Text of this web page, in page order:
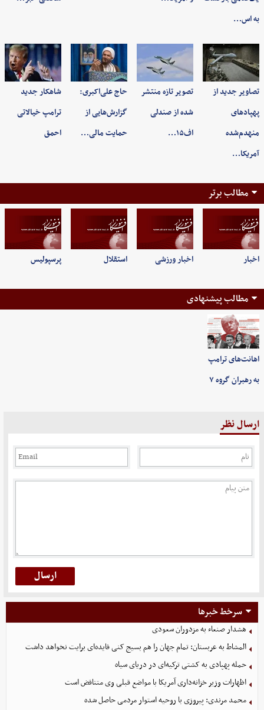
به اس…
تصاویر جدید از
پهپادهای
منهدم‌شده
آمریکا…
تصویر تازه منتشر
شده از صندلی
اف۱۵…
حاج علی‌اکبری:
گزارش‌هایی از
حمایت مالی…
شاهکار جدید
ترامپ خیالاتی
احمق
مطالب برتر
اخبار اخبار ورزشی استقلال پرسپولیس
مطالب پیشنهادی
اهانت‌های ترامپ
به رهبران گروه ۷
ارسال نظر
سرخط خبرها
هشدار صنعاء به مزدوران سعودی
المشاط به عربستان: تمام جهان را هم بسیج کنی فایده‌ای برایت نخواهد داشت
حمله پهپادی به کشتی ترکیه‌ای در دریای سیاه
اظهارات وزیر خزانه‌داری آمریکا با مواضع قبلی وی متناقض است
محمد مرندی: پیروزی با روحیه استوار مردمی حاصل شده